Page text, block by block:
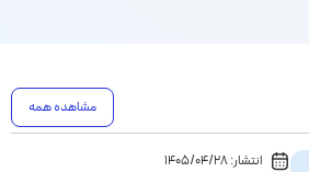
مشاهده همه
انتشار:۱۴۰۵/۰۴/۲۸